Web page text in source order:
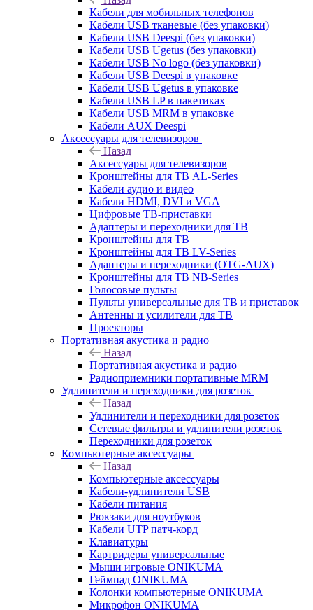
Кабели для мобильных телефонов
Кабели USB тканевые (без упаковки)
Кабели USB Deespi (без упаковки)
Кабели USB Ugetus (без упаковки)
Кабели USB No logo (без упаковки)
Кабели USB Deespi в упаковке
Кабели USB Ugetus в упаковке
Кабели USB LP в пакетиках
Кабели USB MRM в упаковке
Кабели AUX Deespi
Аксессуары для телевизоров
Назад
Аксессуары для телевизоров
Кронштейны для ТВ AL-Series
Кабели аудио и видео
Кабели HDMI, DVI и VGA
Цифровые ТВ-приставки
Адаптеры и переходники для ТВ
Кронштейны для ТВ
Кронштейны для ТВ LV-Series
Адаптеры и переходники (OTG-AUX)
Кронштейны для ТВ NB-Series
Голосовые пульты
Пульты универсальные для ТВ и приставок
Антенны и усилители для ТВ
Проекторы
Портативная акустика и радио
Назад
Портативная акустика и радио
Радиоприемники портативные MRM
Удлинители и переходники для розеток
Назад
Удлинители и переходники для розеток
Сетевые фильтры и удлинители розеток
Переходники для розеток
Компьютерные аксессуары
Назад
Компьютерные аксессуары
Кабели-удлинители USB
Кабели питания
Рюкзаки для ноутбуков
Кабели UTP патч-корд
Клавиатуры
Картридеры универсальные
Мыши игровые ONIKUMA
Геймпад ONIKUMA
Колонки компьютерные ONIKUMA
Микрофон ONIKUMA